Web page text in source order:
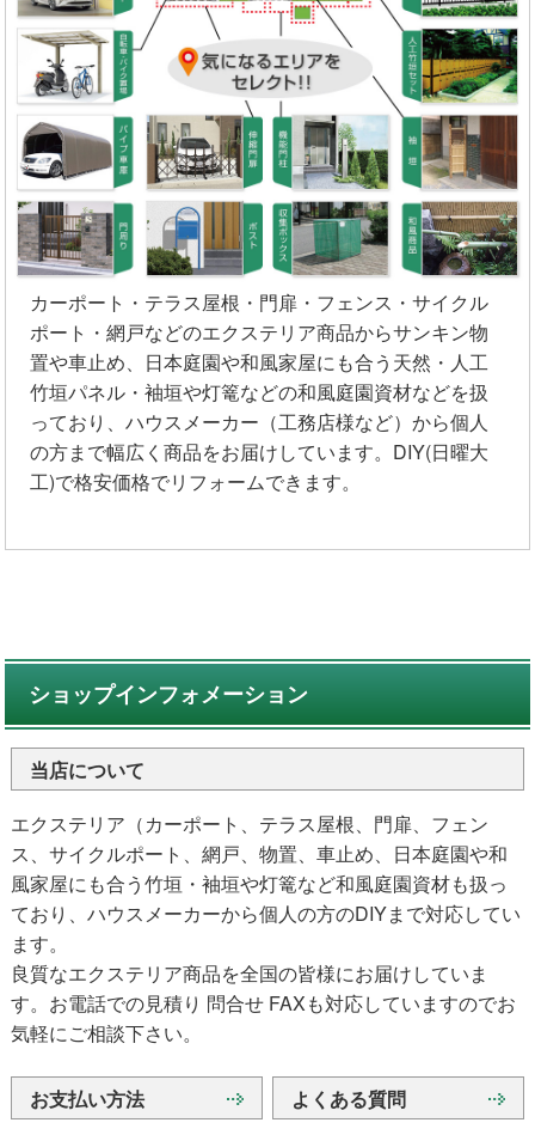
カーポート・テラス屋根・門扉・フェンス・サイクル
ポート・網戸などのエクステリア商品からサンキン物
置や車止め、日本庭園や和風家屋にも合う天然・人工
竹垣パネル・袖垣や灯篭などの和風庭園資材などを扱
っており、ハウスメーカー（工務店様など）から個人
の方まで幅広く商品をお届けしています。DIY(日曜大
工)で格安価格でリフォームできます。
ショップインフォメーション
当店について
エクステリア（カーポート、テラス屋根、門扉、フェン
ス、サイクルポート、網戸、物置、車止め、日本庭園や和
風家屋にも合う竹垣・袖垣や灯篭など和風庭園資材も扱っ
ており、ハウスメーカーから個人の方のDIYまで対応してい
ます。
良質なエクステリア商品を全国の皆様にお届けしていま
す。お電話での見積り 問合せ FAXも対応していますのでお
気軽にご相談下さい。
お支払い方法 よくある質問